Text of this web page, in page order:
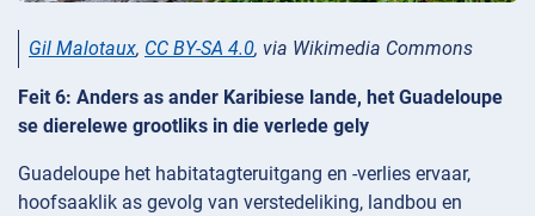
Gil Malotaux, CC BY-SA 4.0, via Wikimedia Commons
Feit 6: Anders as ander Karibiese lande, het Guadeloupe
se dierelewe grootliks in die verlede gely
Guadeloupe het habitatagteruitgang en -verlies ervaar,
hoofsaaklik as gevolg van verstedeliking, landbou en